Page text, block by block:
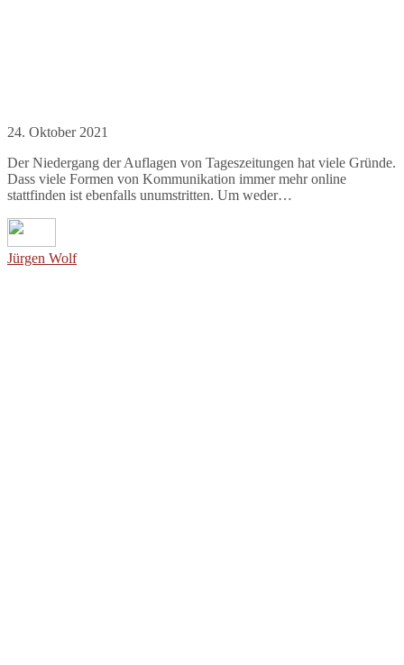
24. Oktober 2021
Der Niedergang der Auflagen von Tageszeitungen hat viele Gründe.
Dass viele Formen von Kommunikation immer mehr online
stattfinden ist ebenfalls unumstritten. Um weder…
Jürgen Wolf